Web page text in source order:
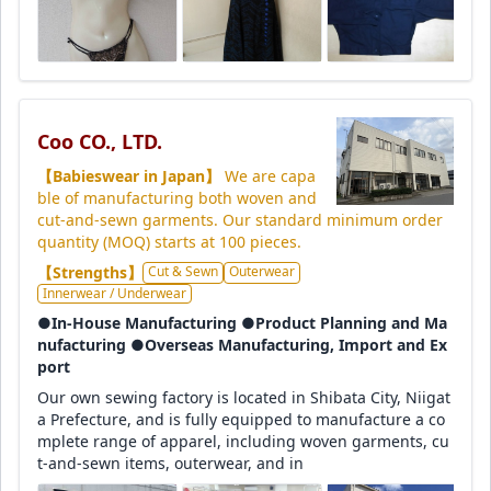
Coo CO., LTD.
【Babieswear in Japan】
We are capa
ble of manufacturing both woven and
cut-and-sewn garments. Our standard minimum order
quantity (MOQ) starts at 100 pieces.
【Strengths】
Cut & Sewn Outerwear
Innerwear / Underwear
●In-House Manufacturing ●Product Planning and Ma
nufacturing ●Overseas Manufacturing, Import and Ex
port
Our own sewing factory is located in Shibata City, Niigat
a Prefecture, and is fully equipped to manufacture a co
mplete range of apparel, including woven garments, cu
t-and-sewn items, outerwear, and in